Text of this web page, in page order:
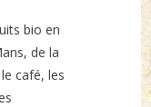
bio en
de la
café, les